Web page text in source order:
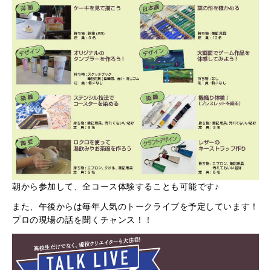
朝から参加して、全コース体験することも可能です♪
また、午後からは毎年人気のトークライブを予定しています！
プロの現場の話を聞くチャンス！！